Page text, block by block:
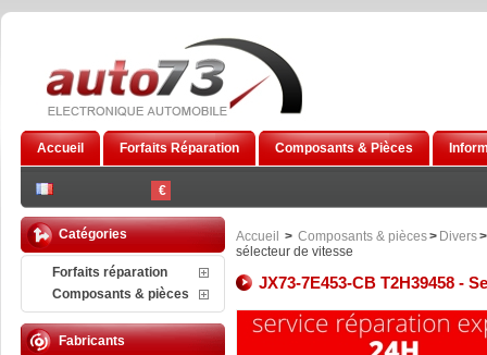
€
Accueil Forfaits Réparation Composants & Pièces
Catégories
Forfaits réparation
Composants & pièces
Fabricants
Accueil > Composants & pièces> Divers>
sélecteur de vitesse
JX73-7E453-CB T2H39458 -